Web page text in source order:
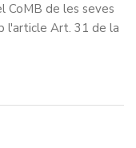
CoMB de les seves
l'article Art. 31 de la